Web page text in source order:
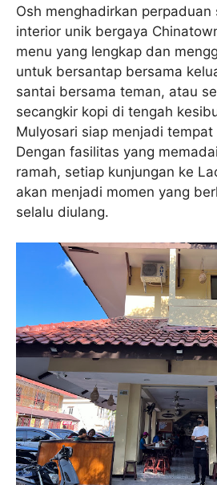
Osh menghadirkan perpaduan
interior unik bergaya
menu yang lengkap dan
untuk bersantap bersama
santai bersama teman, atau
secangkir kopi di tengah
Mulyosari siap menjadi
Dengan fasilitas yang
ramah, setiap kunjungan ke
akan menjadi momen yang
selalu diulang.